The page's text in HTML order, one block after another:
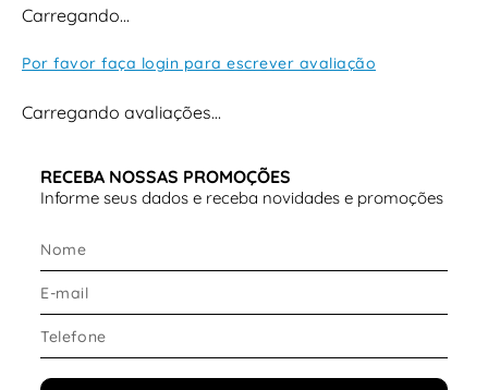
Carregando…
Por favor faça login para escrever avaliação
Carregando avaliações…
RECEBA NOSSAS PROMOÇÕES
Informe seus dados e receba novidades e promoções